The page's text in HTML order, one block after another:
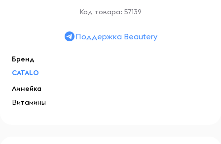
Код товара: 57139
Поддержка Beautery
Бренд
CATALO
Линейка
Витамины